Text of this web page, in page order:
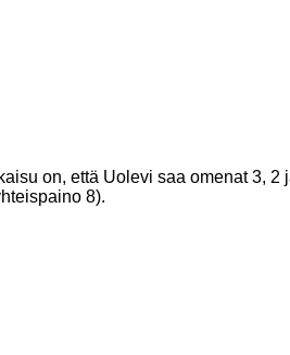
on, että Uolevi saa omenat 3, 2
8).